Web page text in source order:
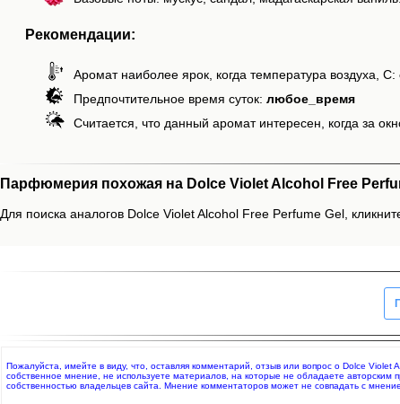
Рекомендации:
Аромат наиболее ярок, когда температура воздуха, С:
Предпочтительное время суток: любое_время
Считается, что данный аромат интересен, когда за
Парфюмерия похожая на Dolce Violet Alcohol Free
Для поиска аналогов Dolce Violet Alcohol Free Perfume Gel,
Пожалуйста, имейте в виду, что, оставляя комментарий, отзыв или вопрос о Dolce
собственное мнение, не используете материалов, на которые не обладаете
собственностью владельцев сайта. Мнение комментаторов может не совпадать с